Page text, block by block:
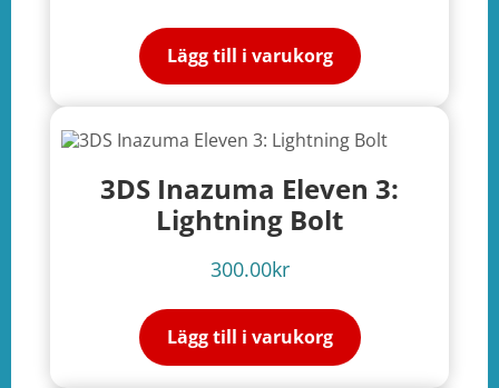
Lägg till i varukorg
3DS Inazuma Eleven 3:
Lightning Bolt
300.00kr
Lägg till i varukorg